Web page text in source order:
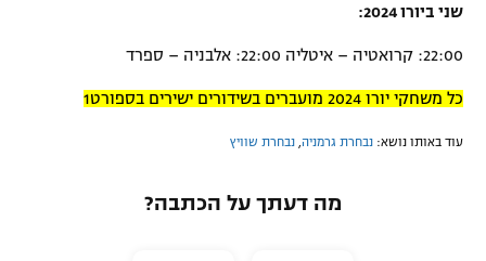
שני ביורו 2024:
22:00: קרואטיה – איטליה 22:00: אלבניה – ספרד
כל משחקי יורו 2024 מועברים בשידורים ישירים בספורט1
עוד באותו נושא: נבחרת גרמניה נבחרת שוויץ
מה דעתך על הכתבה?